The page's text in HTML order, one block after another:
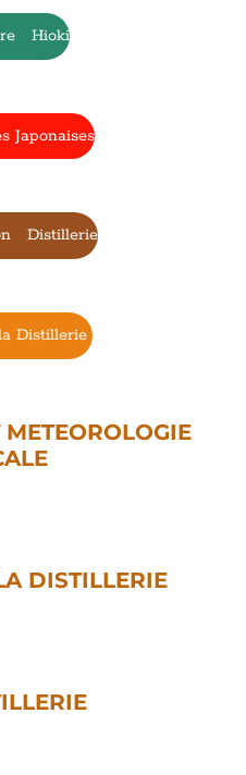
Hioki
Japonaises
Distillerie
Distillerie
DISTILLERIE